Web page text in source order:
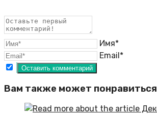
Имя*
Email*
Вам также может понравиться